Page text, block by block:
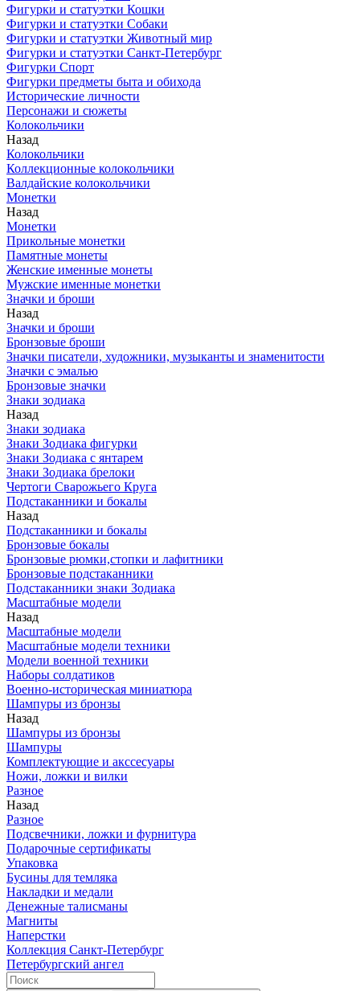
Фигурки и статуэтки Кошки
Фигурки и статуэтки Собаки
Фигурки и статуэтки Животный мир
Фигурки и статуэтки Санкт-Петербург
Фигурки Спорт
Фигурки предметы быта и обихода
Исторические личности
Персонажи и сюжеты
Колокольчики
Назад
Колокольчики
Коллекционные колокольчики
Валдайские колокольчики
Монетки
Назад
Монетки
Прикольные монетки
Памятные монеты
Женские именные монеты
Мужские именные монетки
Значки и броши
Назад
Значки и броши
Бронзовые броши
Значки писатели, художники, музыканты и знаменитости
Значки с эмалью
Бронзовые значки
Знаки зодиака
Назад
Знаки зодиака
Знаки Зодиака фигурки
Знаки Зодиака с янтарем
Знаки Зодиака брелоки
Чертоги Сварожьего Круга
Подстаканники и бокалы
Назад
Подстаканники и бокалы
Бронзовые бокалы
Бронзовые рюмки,стопки и лафитники
Бронзовые подстаканники
Подстаканники знаки Зодиака
Масштабные модели
Назад
Масштабные модели
Масштабные модели техники
Модели военной техники
Наборы солдатиков
Военно-историческая миниатюра
Шампуры из бронзы
Назад
Шампуры из бронзы
Шампуры
Комплектующие и акссесуары
Ножи, ложки и вилки
Разное
Назад
Разное
Подсвечники, ложки и фурнитура
Подарочные сертификаты
Упаковка
Бусины для темляка
Накладки и медали
Денежные талисманы
Магниты
Наперстки
Коллекция Санкт-Петербург
Петербургский ангел